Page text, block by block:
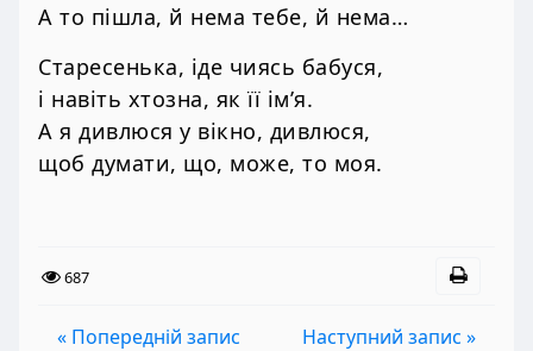
А то пішла, й нема тебе, й нема…
Старесенька, іде чиясь бабуся,
і навіть хтозна, як її ім’я.
А я дивлюся у вікно, дивлюся,
щоб думати, що, може, то моя.
687
« Попередній запис Наступний запис »